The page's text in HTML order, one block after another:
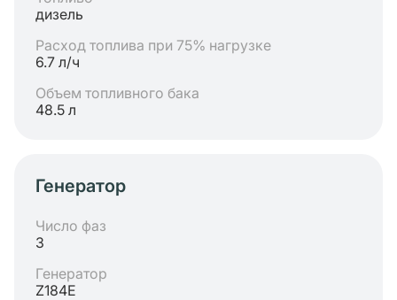
дизель
Расход топлива при 75% нагрузке
6.7 л/ч
Объем топливного бака
48.5 л
Генератор
Число фаз
3
Генератор
Z184E